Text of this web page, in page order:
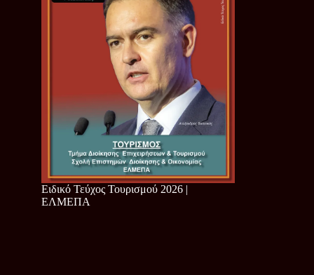
Ειδικό Τεύχος Τουρισμού 2026 |
ΕΛΜΕΠΑ